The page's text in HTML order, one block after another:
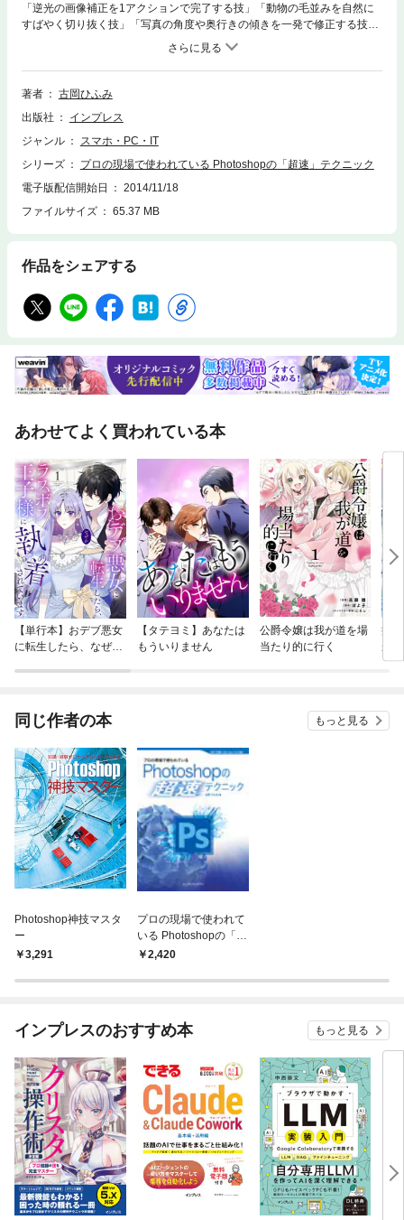
「逆光の画像補正を1アクションで完了する技」「動物の毛並みを自然に
すばやく切り抜く技」「写真の角度や奥行きの傾きを一発で修正する技」
「縦横混合のさまざまな画像を一括でリサイズする技」など、便利なプチ
テクニックから、手間がかかる作業の効率的な処理法まで、作業がすばや
くラクになる技をたっぷり掲載。Photoshopの機能を使った「ただ速いや
り方」ではなく、プロが実際に使っているテクニックのみで構成され、高
新人はもちろん、ベテランデザイナーにも役立つ内容。
著者
古岡ひふみ
出版社
インプレス
ジャンル
スマホ・PC・IT
シリーズ
プロの現場で使われている Photoshopの「超速」テクニック
電子版配信開始日
2014/11/18
ファイルサイズ
65.37 MB
作品をシェアする
あわせてよく買われている本
【単行本】おデブ悪女
に転生したら、なぜか
【タテヨミ】あなたは
もういりません
公爵令嬢は我が道を場
当たり的に行く
病
が
ぎ
同じ作者の本 もっと見る
Photoshop神技マスタ
ー
3,291
プロの現場で使われて
いる Photoshopの「超
速」テクニック
2,420
インプレスのおすすめ本 もっと見る